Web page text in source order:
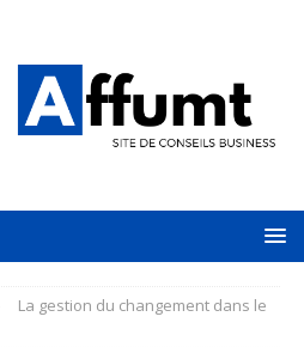
La gestion du changement dans le